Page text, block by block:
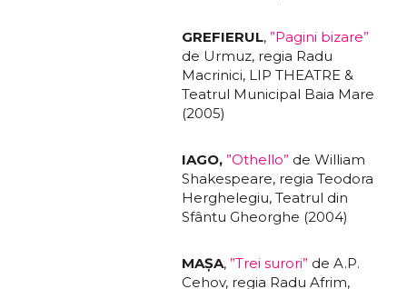
GREFIERUL, ”Pagini bizare”
de Urmuz, regia Radu
Macrinici, LIP THEATRE &
Teatrul Municipal Baia Mare
(2005)
IAGO, ”Othello” de William
Shakespeare, regia Teodora
Herghelegiu, Teatrul din
Sfântu Gheorghe (2004)
MAŞA, ”Trei surori” de A.P.
Cehov, regia Radu Afrim,